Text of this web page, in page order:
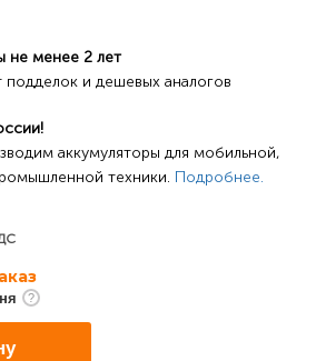
не менее 2 лет
подделок и дешевых аналогов
аккумуляторы для мобильной,
техники. Подробнее.